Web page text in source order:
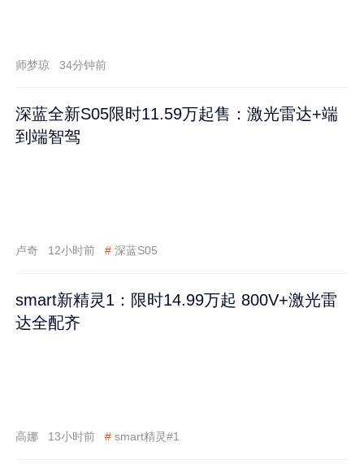
师梦琼 34分钟前
深蓝全新S05限时11.59万起售：激光雷达+端
到端智驾
卢奇 12小时前 # 深蓝S05
smart新精灵1：限时14.99万起 800V+激光雷
达全配齐
高娜 13小时前 # smart精灵#1